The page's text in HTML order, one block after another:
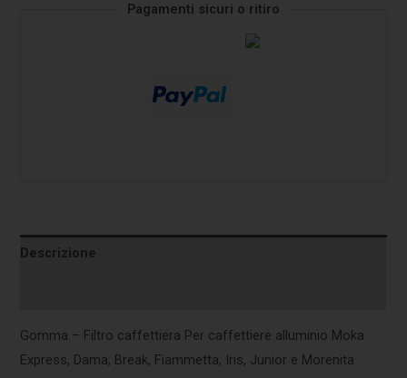
Pagamenti sicuri o ritiro
Descrizione
Gomma – Filtro caffettiera Per caffettiere alluminio Moka
Express, Dama, Break, Fiammetta, Iris, Junior e Morenita